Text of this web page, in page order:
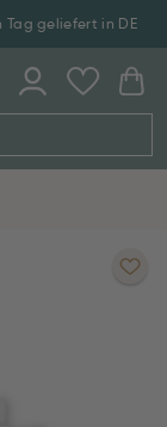
Tag geliefert in DE